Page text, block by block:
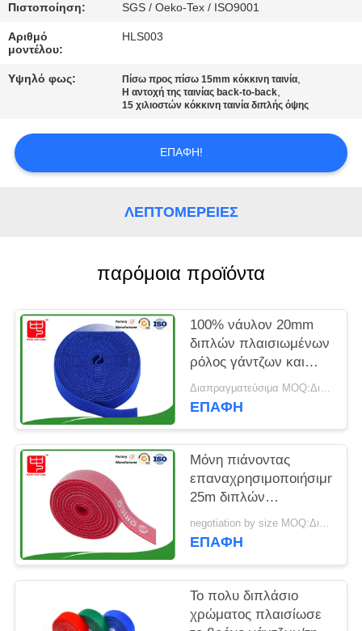
ΕΠΙΚΟΙΝΩΝΉΣΤΕ
ΜΑΖΊ
ΜΑΣ
ΖΗΤΉΣΤΕ
ΠΡΟΣΦΟΡΆ
SITEMAP
ΠΟΛΙΤΙΚΉ
ΑΠΟΡΡΉΤΟΥ
Πιστοποίηση: SGS / Oeko-Tex / ISO9001
Αριθμό
μοντέλου:
HLS003
Υψηλό φως: Πίσω προς πίσω 15mm κόκκινη ταινία,
Η αντοχή της ταινίας back-to-back,
15 χιλιοστών κόκκινη ταινία διπλής όψης
ΕΠΑΦΉ!
ΛΕΠΤΟΜΈΡΕΙΕΣ
παρόμοια προϊόντα
100% νάυλον 20mm
διπλών πλαισιωμένων
ρόλος γάντζων και
βρόχων
Διαπραγματεύσιμα MOQ:Διαπραγματεύσιμος
ΕΠΑΦΉ
Μόνη πιάνοντας
επαναχρησιμοποιήσιμη
25m διπλών
πλαισιωμένων ταινία
γάντζων και βρόχων
negotiation by size MOQ:Διαπραγματεύσιμος
ΕΠΑΦΉ
Το πολυ διπλάσιο
χρώματος πλαισίωσε